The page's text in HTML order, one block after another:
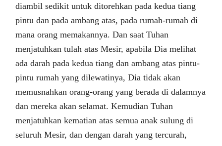
diambil sedikit untuk ditorehkan pada kedua tiang
pintu dan pada ambang atas, pada rumah-rumah di
mana orang memakannya. Dan saat Tuhan
menjatuhkan tulah atas Mesir, apabila Dia melihat
ada darah pada kedua tiang dan ambang atas pintu-
pintu rumah yang dilewatinya, Dia tidak akan
memusnahkan orang-orang yang berada di dalamnya
dan mereka akan selamat. Kemudian Tuhan
menjatuhkan kematian atas semua anak sulung di
seluruh Mesir, dan dengan darah yang tercurah,